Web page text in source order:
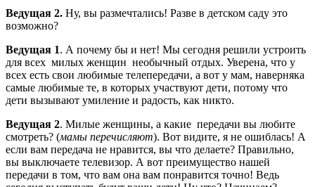
Ведущая 2. Ну, вы размечтались! Разве в детском саду это
возможно?
Ведущая 1. А почему бы и нет! Мы сегодня решили устроить
для всех милых женщин необычный отдых. Уверена, что у
всех есть свои любимые телепередачи, а вот у мам, наверняка
самые любимые те, в которых участвуют дети, потому что
дети вызывают умиление и радость, как никто.
Ведущая 2. Милые женщины, а какие передачи вы любите
смотреть? (мамы перечисляют). Вот видите, я не ошиблась! А
если вам передача не нравится, вы что делаете? Правильно,
вы выключаете телевизор. А вот преимущество нашей
передачи в том, что вам она вам понравится точно! Ведь